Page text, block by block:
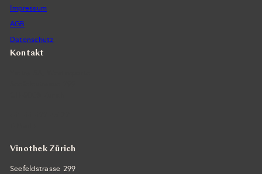
Impressum
AGB
Datenschutz
Kontakt
Vinothek Zürich
Seefeldstrasse 299